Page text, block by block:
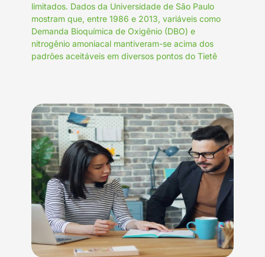
limitados. Dados da Universidade de São Paulo
mostram que, entre 1986 e 2013, variáveis como
Demanda Bioquímica de Oxigênio (DBO) e
nitrogênio amoniacal mantiveram-se acima dos
padrões aceitáveis em diversos pontos do Tietê